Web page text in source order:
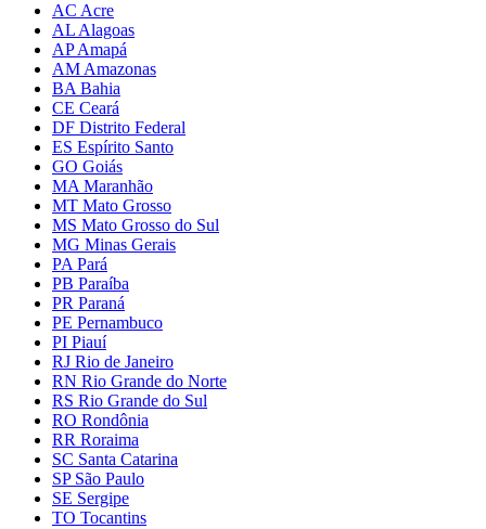
AC Acre
AL Alagoas
AP Amapá
AM Amazonas
BA Bahia
CE Ceará
DF Distrito Federal
ES Espírito Santo
GO Goiás
MA Maranhão
MT Mato Grosso
MS Mato Grosso do Sul
MG Minas Gerais
PA Pará
PB Paraíba
PR Paraná
PE Pernambuco
PI Piauí
RJ Rio de Janeiro
RN Rio Grande do Norte
RS Rio Grande do Sul
RO Rondônia
RR Roraima
SC Santa Catarina
SP São Paulo
SE Sergipe
TO Tocantins